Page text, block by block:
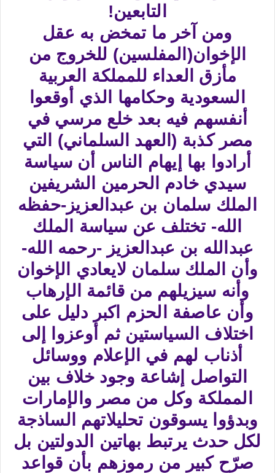
التابعين!
ومن آخر ما تمخض به عقل
الإخوان(المفلسين) للخروج من
مأزق العداء للمملكة العربية
السعودية وحكامها الذي أوقعوا
أنفسهم فيه بعد خلع مرسي في
مصر كذبة (العهد السلماني) التي
أرادوا بها إيهام الناس أن سياسة
سيدي خادم الحرمين الشريفين
الملك سلمان بن عبدالعزيز-حفظه
الله- تختلف عن سياسة الملك
عبدالله بن عبدالعزيز -رحمه الله-
وأن الملك سلمان لايعادي الإخوان
وأنه سيزيلهم من قائمة الإرهاب
وأن عاصفة الحزم اكبر دليل على
اختلاف السياستين ثم أوعزوا إلى
أذناب لهم في الإعلام ووسائل
التواصل إشاعة وجود خلاف بين
المملكة وكل من مصر والإمارات
وبدؤوا يسوقون تحليلاتهم الساذجة
لكل حدث يرتبط بهاتين الدولتين بل
صرّح كبير من رموزهم بأن قواعد